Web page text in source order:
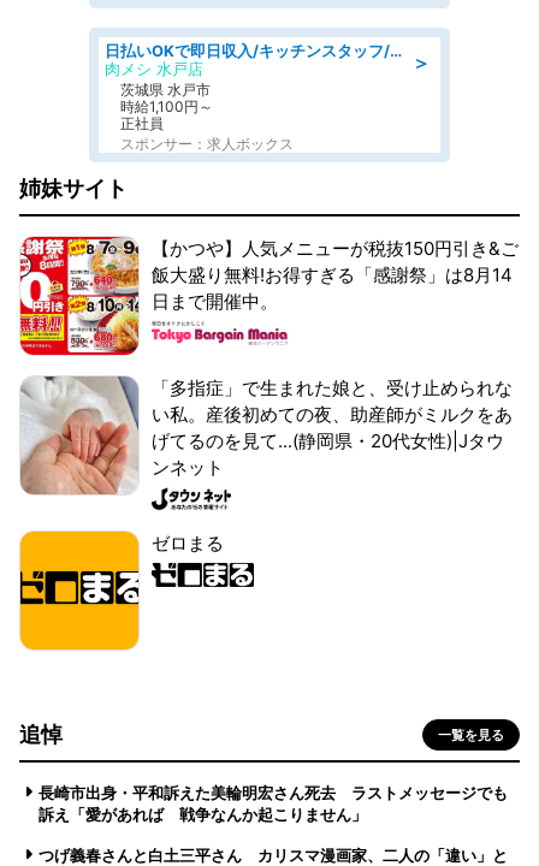
＞
日払いOKで即日収入/キッチンスタッフ/「原付免許必須」デリバリー業務など、自己成長可能な幅広い仕事に挑戦!髪型自由&ピアス・ネイルOK/茨城県/水戸市
肉メシ 水戸店
茨城県 水戸市
時給1,100円～
正社員
スポンサー：求人ボックス
姉妹サイト
【かつや】人気メニューが税抜150円引き&ご
飯大盛り無料!お得すぎる「感謝祭」は8月14
日まで開催中。
「多指症」で生まれた娘と、受け止められな
い私。産後初めての夜、助産師がミルクをあ
げてるのを見て...(静岡県・20代女性)|Jタウ
ンネット
ゼロまる
追悼 一覧を見る
長崎市出身・平和訴えた美輪明宏さん死去 ラストメッセージでも
訴え「愛があれば 戦争なんか起こりません」
つげ義春さんと白土三平さん カリスマ漫画家、二人の「違い」と